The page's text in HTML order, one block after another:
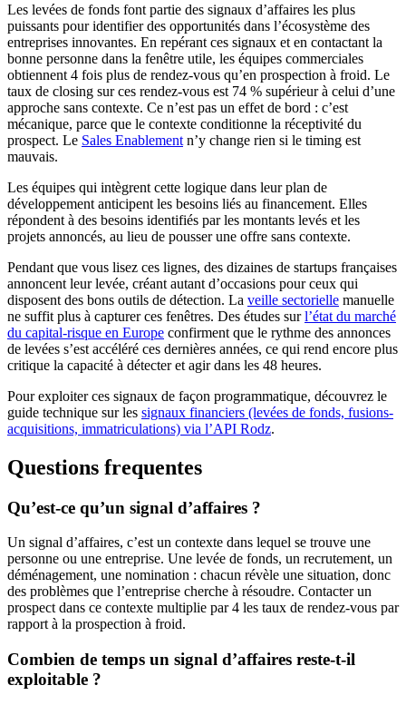
Les levées de fonds font partie des signaux d’affaires les plus
puissants pour identifier des opportunités dans l’écosystème des
entreprises innovantes. En repérant ces signaux et en contactant la
bonne personne dans la fenêtre utile, les équipes commerciales
obtiennent 4 fois plus de rendez-vous qu’en prospection à froid. Le
taux de closing sur ces rendez-vous est 74 % supérieur à celui d’une
approche sans contexte. Ce n’est pas un effet de bord : c’est
mécanique, parce que le contexte conditionne la réceptivité du
prospect. Le Sales Enablement n’y change rien si le timing est
mauvais.
Les équipes qui intègrent cette logique dans leur plan de
développement anticipent les besoins liés au financement. Elles
répondent à des besoins identifiés par les montants levés et les
projets annoncés, au lieu de pousser une offre sans contexte.
Pendant que vous lisez ces lignes, des dizaines de startups françaises
annoncent leur levée, créant autant d’occasions pour ceux qui
disposent des bons outils de détection. La veille sectorielle manuelle
ne suffit plus à capturer ces fenêtres. Des études surl’état du marché
du capital-risque en Europe confirment que le rythme des annonces
de levées s’est accéléré ces dernières années, ce qui rend encore plus
critique la capacité à détecter et agir dans les 48 heures.
Pour exploiter ces signaux de façon programmatique, découvrez le
guide technique sur les signaux financiers (levées de fonds, fusions-
acquisitions, immatriculations) via l’API Rodz.
Questions frequentes
Qu’est-ce qu’un signal d’affaires ?
Un signal d’affaires, c’est un contexte dans lequel se trouve une
personne ou une entreprise. Une levée de fonds, un recrutement, un
déménagement, une nomination : chacun révèle une situation, donc
des problèmes que l’entreprise cherche à résoudre. Contacter un
prospect dans ce contexte multiplie par 4 les taux de rendez-vous par
rapport à la prospection à froid.
Combien de temps un signal d’affaires reste-t-il
exploitable ?